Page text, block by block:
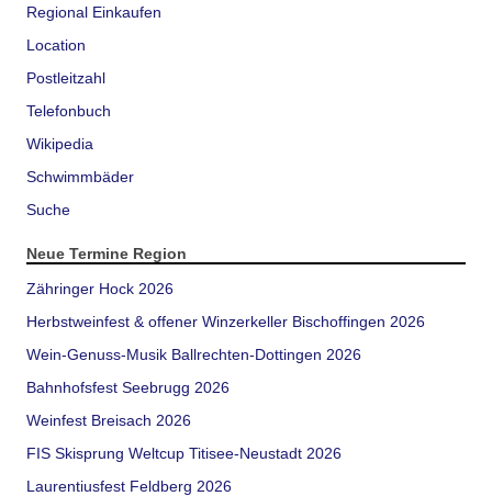
Regional Einkaufen
Location
Postleitzahl
Telefonbuch
Wikipedia
Schwimmbäder
Suche
Neue Termine Region
Zähringer Hock 2026
Herbstweinfest & offener Winzerkeller Bischoffingen 2026
Wein-Genuss-Musik Ballrechten-Dottingen 2026
Bahnhofsfest Seebrugg 2026
Weinfest Breisach 2026
FIS Skisprung Weltcup Titisee-Neustadt 2026
Laurentiusfest Feldberg 2026